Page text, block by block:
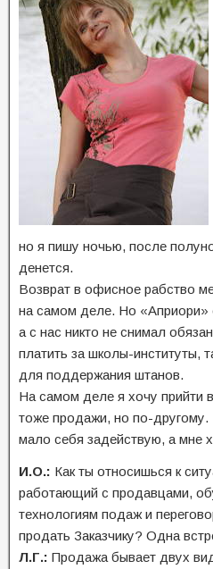
но я пишу ночью, после
денется.
Возврат в офисное рабство
на самом деле. Но «Априори»
а с нас никто не снимал
платить за школы-институты,
для поддержания штанов.
На самом деле я хочу прийти
тоже продажи, но по-
мало себя задействую, а мне
И.О.: Как ты относишься к
работающий с продавцами,
технологиям подаж и
продать Заказчику? Одна
Л.Г.: Продажа бывает двух